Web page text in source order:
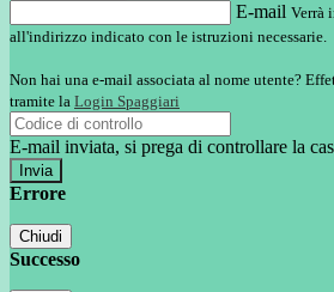
E-mail Verrà
all'indirizzo indicato con le istruzioni necessarie.
Non hai una e-mail associata al nome utente?
tramite la Login Spaggiari
E-mail inviata, si prega di controllare la
Errore
Chiudi
Successo